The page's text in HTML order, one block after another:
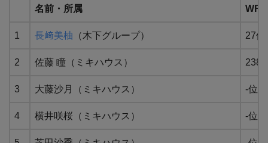
名前・所属 WR
1 長﨑美柚 （木下グループ） 27位
2 佐藤 瞳（ミキハウス） 238
3 大藤沙月（ミキハウス） -位
4 横井咲桜（ミキハウス） -位